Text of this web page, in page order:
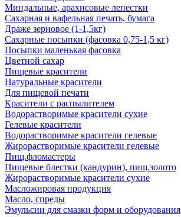
Миндальные, арахисовые лепестки
Сахарная и вафельная печать, бумага
Драже зерновое (1-1,5кг)
Сахарные посыпки (фасовка 0,75-1,5 кг)
Посыпки маленькая фасовка
Цветной сахар
Пищевые красители
Натуральные красители
Для пищевой печати
Красители с распылителем
Водорастворимые красители сухие
Гелевые красители
Водорастворимые красители гелевые
Жирорастворимые красители гелевые
Пищ.фломастеры
Пищевые блестки (кандурин), пищ.золото
Жирорастворимые красители сухие
Масложировая продукция
Масло, спреды
Эмульсии для смазки форм и оборудования